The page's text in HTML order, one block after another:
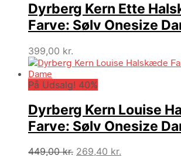
549,00 kr..329,40 kr..
Dyrberg Kern Ette
Farve: Sølv Onesize
399,00 kr.
På Udsalg! 40%
Dyrberg Kern Louise
Farve: Sølv Onesize
449,00kr. Den
269,40 kr.